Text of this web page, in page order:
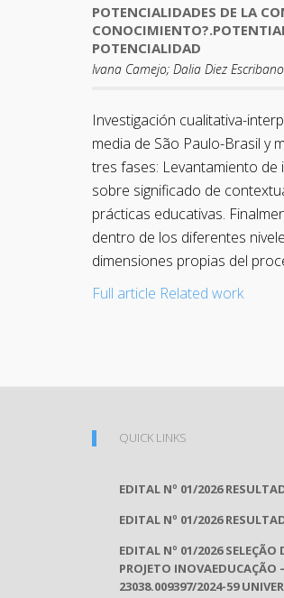
POTENCIALIDADES DE LA
POTENCIALIDAD
Ivana Camejo; Dalia Diez
Investigación cualitativa-
media de São Paulo-Brasil y
tres fases: Levantamiento
sobre significado de
prácticas educativas.
dentro de los diferentes
dimensiones propias del
Full article Related work
QUICK LINKS
EDITAL Nº 01/2026
EDITAL Nº 01/2026
EDITAL Nº 01/2026 SELEÇÃO
PROJETO INOVAEDUCAÇÃO
23038.009397/2024-59